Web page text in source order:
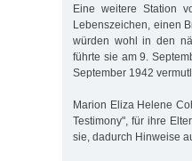
Eine weitere Station
Lebenszeichen, einen
würden wohl in den
führte sie am 9.
September 1942
Marion Eliza Helene
Testimony", für ihre
sie, dadurch Hinweise